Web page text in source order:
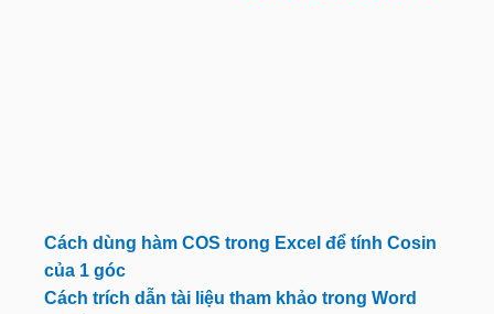
Cách dùng hàm COS trong Excel để tính Cosin
của 1 góc
Cách trích dẫn tài liệu tham khảo trong Word